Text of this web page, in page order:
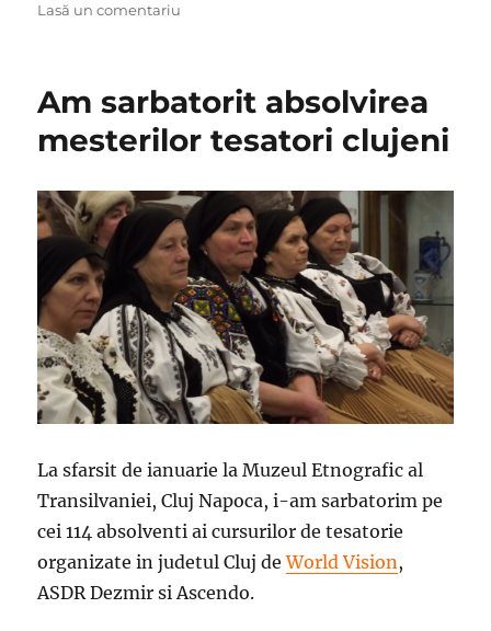
pe
Lasă un comentariu
tinerii
devina
Am sarbatorit absolvirea
mesterilor tesatori clujeni
La sfarsit de ianuarie la Muzeul Etnografic al
Transilvaniei, Cluj Napoca, i-am sarbatorim pe
cei 114 absolventi ai cursurilor de tesatorie
organizate in judetul Cluj deWorld Vision ,
ASDR Dezmir si Ascendo.